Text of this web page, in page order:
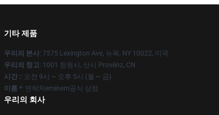
기타 제품
우리의 본사: 7575 Lexington Ave, 뉴욕, NY 10022, 미국
우리의 창고: 1001 창원시, 산시 Provënz, CN
시간 :: 오전 9시 ~ 오후 5시 (월 ~ 금)
이름 *: 연락처eminem공식 상점
우리의 회사